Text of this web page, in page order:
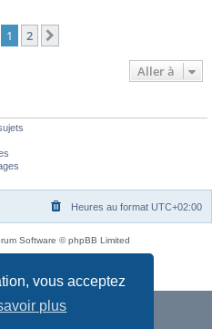
vous acceptez
plus
1 2
Aller à
Heures au format UTC+02:00
Software © phpBB Limited
phpBB-fr.com